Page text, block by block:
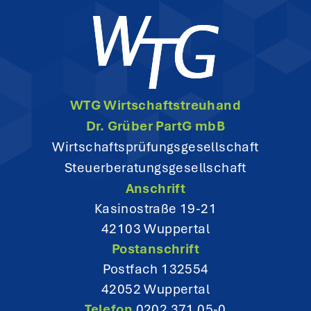
WTG Wirtschaftstreuhand
Dr. Grüber PartG mbB
Wirtschaftsprüfungsgesellschaft
Steuerberatungsgesellschaft
Anschrift
Kasinostraße 19-21
42103 Wuppertal
Postanschrift
Postfach 132554
42052 Wuppertal